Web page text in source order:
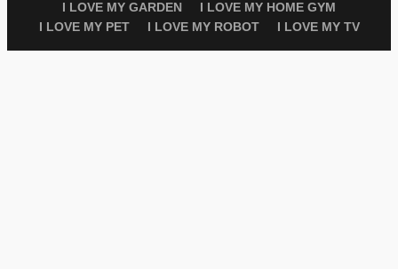
I LOVE MY GARDEN
I LOVE MY HOME GYM
I LOVE MY PET
I LOVE MY ROBOT I LOVE MY TV